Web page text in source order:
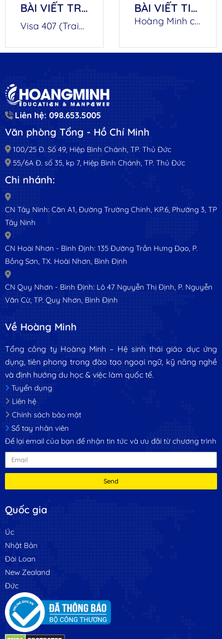
BÀI VIẾT TRƯỚC
Visa 407 (Training Visa): Cơ Hội Đột Phá Cho Sự Nghiệp Của Bạn!
BÀI VIẾT TIẾP THEO
Hoàng Minh chi nhánh Bình Định vinh dự góp mặt tại Hội nghị triển khai công tác đưa người lao động đi làm việc ở nước ngoài
Liên hệ: 098.653.5005
Văn phòng Tổng - Hồ Chí Minh
100/25 Đ. Số 49, Hiệp Bình Chánh, TP. Thủ Đức
55/6A Đ. số 35, kp 7, Hiệp Bình Chánh, TP. Thủ Đức
Chi nhánh:
CN Tây Ninh: Căn A1, Đường Trường Chinh, KP.6, Phường 3, TP
Tây Ninh
CN Hoài Nhơn - Bình Định: 135 Đường Trần Hưng Đạo, P.
Bồng Sơn, TX. Hoài Nhơn, Bình Định
CN Quy Nhơn - Bình Định: Lô 47 Nguyễn Thị Định, P. Nguyễn
Văn Cừ, TP. Quy Nhơn, Bình Định
Về Hoàng Minh
Tổng công ty Hoàng Minh – Hệ sinh thái giáo dục ứng
dụng, tiên phong trong đào tạo ngoại ngữ, kỹ năng nghề
và định hướng du học & việc làm quốc tế.
Tuyển dụng
Liên hệ
Chính sách bảo mật
Sổ tay nhân viên
Để lại email của bạn để nhận tin tức và ưu đãi từ chương trình
Send
Quốc gia
Úc
Nhật Bản
Đài Loan
New Zealand
Đức